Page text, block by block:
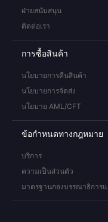
ฝ่ายสนับสนุน
ติดต่อเรา
การซื้อสินค้า
นโยบายการคืนสินค้า
นโยบายการจัดส่ง
นโยบาย AML/CFT
ข้อกำหนดทางกฎหมาย
บริการ
ความเป็นส่วนตัว
มาตรฐานกองบรรณาธิการ